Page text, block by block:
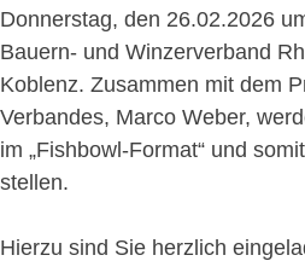
Donnerstag, den 26.02.2026
Bauern- und Winzerverband
Koblenz. Zusammen mit dem
Verbandes, Marco Weber,
im „Fishbowl-Format“ und
stellen.
Hierzu sind Sie herzlich